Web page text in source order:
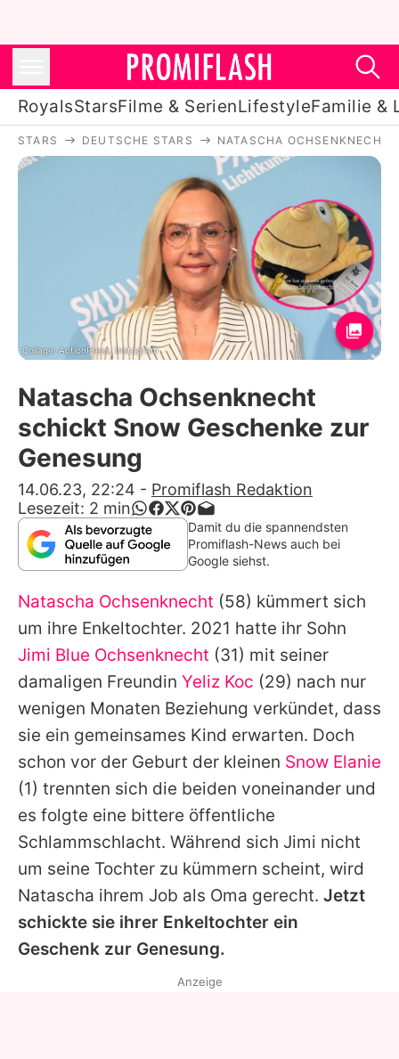
RoyalsStarsFilme & SerienLifestyleFamilie &
Royals
Stars
Filme & Serien
Lifestyle
Familie & Liebe
Promiflash Exklusiv
Alle Themen auf Promiflash
App runterladen
Team
Redaktionelle Richtlinien
Impressum
Datenschutzerklärung
Nutzungsbedingungen
Utiq verwalten
STARS DEUTSCHE STARS NATASCHA OCHSENKNECHT
Collage: ActionPress, Instagram
Natascha Ochsenknecht
schickt Snow Geschenke zur
Genesung
14.06.23, 22:24 - Promiflash Redaktion
Lesezeit: 2 min
Damit du die spannendsten
Promiflash-News auch bei
Google siehst.
Natascha Ochsenknecht (58) kümmert sich
um ihre Enkeltochter. 2021 hatte ihr Sohn
Jimi Blue Ochsenknecht (31) mit seiner
damaligen Freundin Yeliz Koc (29) nach nur
wenigen Monaten Beziehung verkündet, dass
sie ein gemeinsames Kind erwarten. Doch
schon vor der Geburt der kleinen Snow Elanie
(1) trennten sich die beiden voneinander und
es folgte eine bittere öffentliche
Schlammschlacht. Während sich Jimi nicht
um seine Tochter zu kümmern scheint, wird
Natascha ihrem Job als Oma gerecht. Jetzt
schickte sie ihrer Enkeltochter ein
Geschenk zur Genesung.
Anzeige